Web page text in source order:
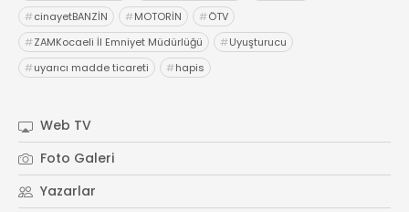
#cinayetBANZİN #MOTORİN #ÖTV
#ZAMKocaeli İl Emniyet Müdürlüğü #Uyuşturucu
#uyarıcı madde ticareti #hapis
Web TV
Foto Galeri
Yazarlar